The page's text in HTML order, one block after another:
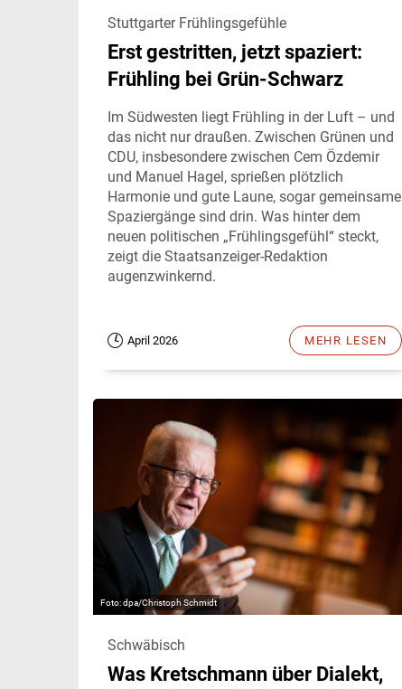
Stuttgarter Frühlingsgefühle
Erst gestritten, jetzt spaziert:
Frühling bei Grün-Schwarz
Im Südwesten liegt Frühling in der Luft – und
das nicht nur draußen. Zwischen Grünen und
CDU, insbesondere zwischen Cem Özdemir
und Manuel Hagel, sprießen plötzlich
Harmonie und gute Laune, sogar gemeinsame
Spaziergänge sind drin. Was hinter dem
neuen politischen „Frühlingsgefühl“ steckt,
zeigt die Staatsanzeiger-Redaktion
augenzwinkernd.
April 2026 MEHR LESEN
dpa/Christoph Schmidt
Schwäbisch
Was Kretschmann über Dialekt,